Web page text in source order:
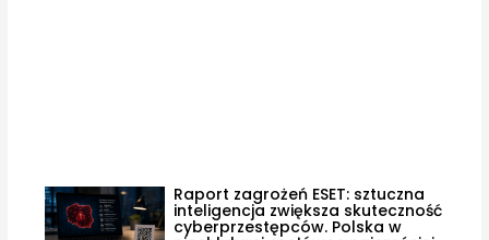
Raport zagrożeń ESET: sztuczna
inteligencja zwiększa skuteczność
cyberprzestępców. Polska w